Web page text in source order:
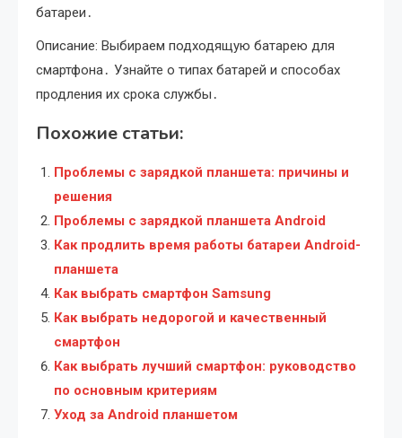
батареи․
Описание: Выбираем подходящую батарею для
смартфона․ Узнайте о типах батарей и способах
продления их срока службы․
Похожие статьи:
Проблемы с зарядкой планшета: причины и
решения
Проблемы с зарядкой планшета Android
Как продлить время работы батареи Android-
планшета
Как выбрать смартфон Samsung
Как выбрать недорогой и качественный
смартфон
Как выбрать лучший смартфон: руководство
по основным критериям
Уход за Android планшетом